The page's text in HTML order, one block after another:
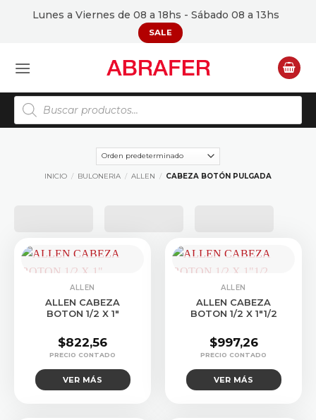
Lunes a Viernes de 08 a 18hs - Sábado 08 a 13hs
SALE
Búsqueda
de
productos
INICIO / BULONERIA / ALLEN / CABEZA BOTÓN PULGADA
ALLEN
ALLEN CABEZA
BOTON 1/2 X 1″
$822,56
VER MÁS
ALLEN
ALLEN CABEZA
BOTON 1/2 X 1″1/2
$997,26
VER MÁS